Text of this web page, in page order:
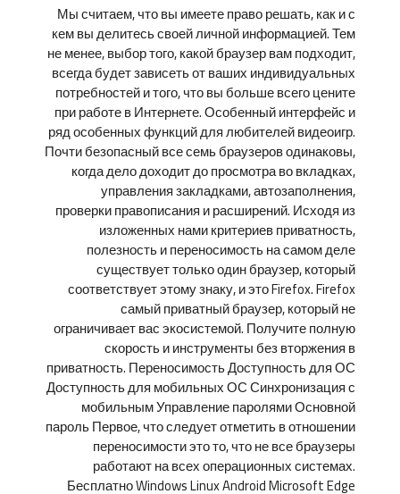
Мы считаем, что вы имеете право решать, как и с
кем вы делитесь своей личной информацией. Тем
не менее, выбор того, какой браузер вам подходит,
всегда будет зависеть от ваших индивидуальных
потребностей и того, что вы больше всего цените
при работе в Интернете. Особенный интерфейс и
ряд особенных функций для любителей видеоигр.
Почти безопасный все семь браузеров одинаковы,
когда дело доходит до просмотра во вкладках,
управления закладками, автозаполнения,
проверки правописания и расширений. Исходя из
изложенных нами критериев приватность,
полезность и переносимость на самом деле
существует только один браузер, который
соответствует этому знаку, и это Firefox. Firefox
самый приватный браузер, который не
ограничивает вас экосистемой. Получите полную
скорость и инструменты без вторжения в
приватность. Переносимость Доступность для ОС
Доступность для мобильных ОС Синхронизация с
мобильным Управление паролями Основной
пароль Первое, что следует отметить в отношении
переносимости это то, что не все браузеры
работают на всех операционных системах.
Бесплатно Windows Linux Android Microsoft Edge